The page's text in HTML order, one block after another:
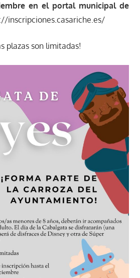
en el portal municipal de
inscripciones.casariche.es/
plazas son limitadas!